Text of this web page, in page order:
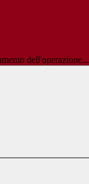
dell'operazione...